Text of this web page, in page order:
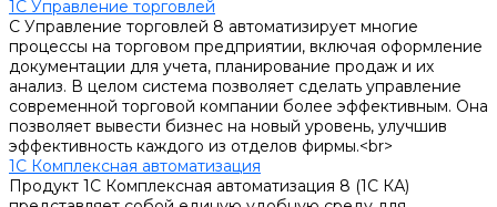
1С Управление торговлей
С Управление торговлей 8 автоматизирует многие
процессы на торговом предприятии, включая оформление
документации для учета, планирование продаж и их
анализ. В целом система позволяет сделать управление
современной торговой компании более эффективным. Она
позволяет вывести бизнес на новый уровень, улучшив
эффективность каждого из отделов фирмы.<br>
1С Комплексная автоматизация
Продукт 1С Комплексная автоматизация 8 (1С КА)